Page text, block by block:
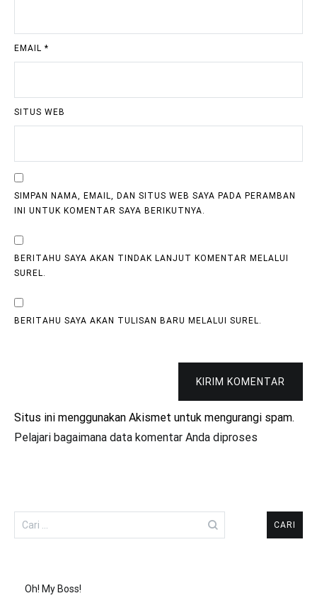
EMAIL *
SITUS WEB
SIMPAN NAMA, EMAIL, DAN SITUS WEB SAYA PADA PERAMBAN
INI UNTUK KOMENTAR SAYA BERIKUTNYA.
BERITAHU SAYA AKAN TINDAK LANJUT KOMENTAR MELALUI
SUREL.
BERITAHU SAYA AKAN TULISAN BARU MELALUI SUREL.
KIRIM KOMENTAR
Situs ini menggunakan Akismet untuk mengurangi spam.
Pelajari bagaimana data komentar Anda diproses
Cari
untuk:
Oh! My Boss!